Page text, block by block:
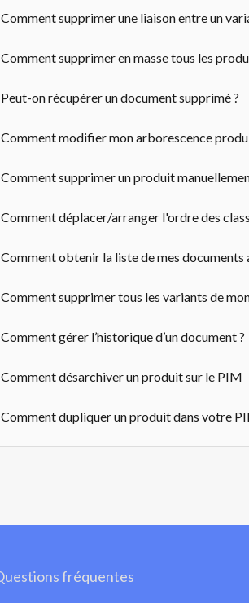
Comment supprimer une liaison entre un
Comment supprimer en masse tous les
Peut-on récupérer un document supprimé ?
Comment modifier mon arborescence
Comment supprimer un produit
Comment déplacer/arranger l'ordre des
Comment obtenir la liste de mes documents
Comment supprimer tous les variants de
Comment gérer l’historique d’un document ?
Comment désarchiver un produit sur le PIM
Comment dupliquer un produit dans votre